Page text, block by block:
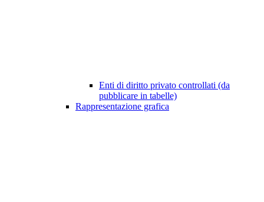
Enti di diritto privato controllati (da
pubblicare in tabelle)
Rappresentazione grafica